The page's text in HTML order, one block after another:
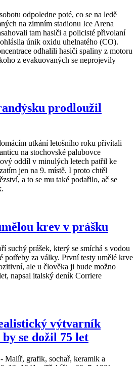
odpoledne poté, co se na ledě
na zimním stadionu Ice Arena
tam hasiči a policisté přivolaní
únik oxidu uhelnatého (CO).
odhalili hasiči spaliny z motoru
z evakuovaných se neprojevily
prodloužil
utkání letošního roku přivítali
na stochovské palubovce
oddíl v minulých letech patřil ke
jen na 9. místě. I proto chtěl
a to se mu také podařilo, ač se
krev v prášku
suchý prášek, který se smíchá s vodou
potřeby za války. První testy umělé krve
ale u člověka ji bude možno
napsal italský deník Corriere
výtvarník
se dožil 75 let
grafik, sochař, keramik a